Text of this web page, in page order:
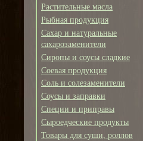
Растительные масла
Рыбная продукция
Сахар и натуральные
сахарозаменители
Сиропы и соусы сладкие
Соевая продукция
Соль и солезаменители
Соусы и заправки
Специи и приправы
Сыроедческие продукты
Товары для суши, роллов